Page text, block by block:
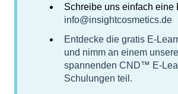
Schreibe uns einfach eine
info@insightcosmetics.de
Entdecke die gratis E-
und nimm an einem
spannenden CND™ E-
Schulungen teil.